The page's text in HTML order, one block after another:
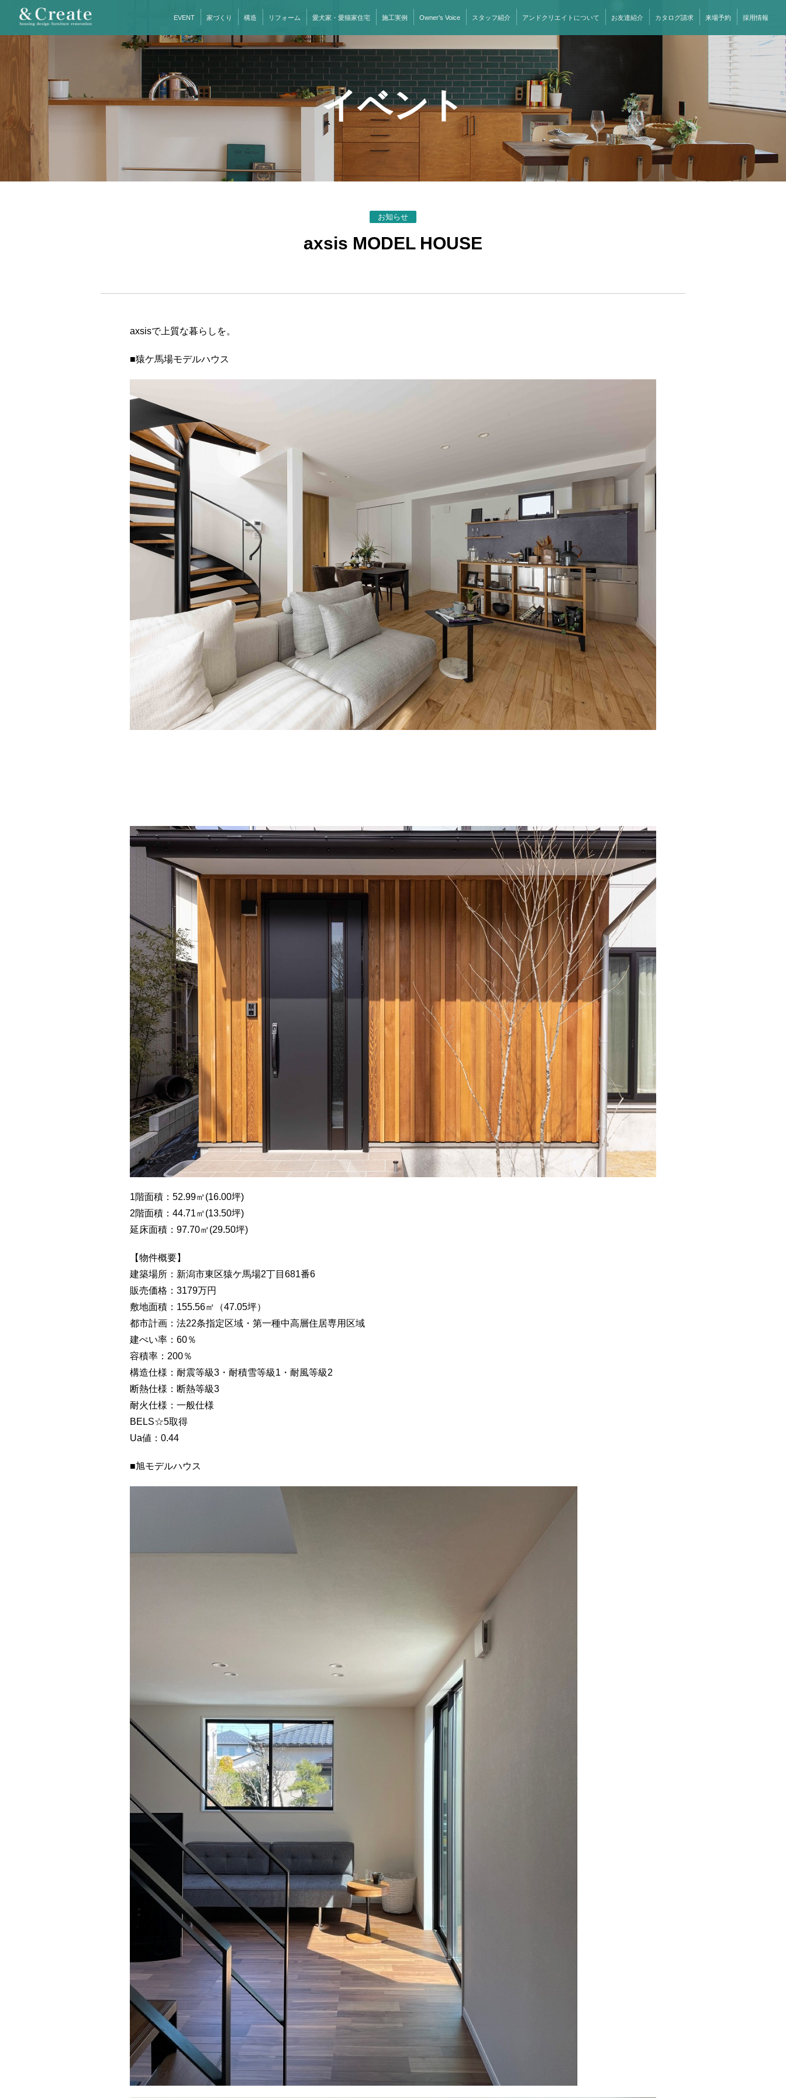
EVENT 家づくり 構造 リフォーム 愛犬家・愛猫家住宅 施工実例 Owner’s Voice スタッフ紹介 アンドクリエイトについて お友達紹介 カタログ請求 来場予約 採用情報
イベント
お知らせ
axsis MODEL HOUSE
axsisで上質な暮らしを。
■猿ケ馬場モデルハウス
1階面積：52.99㎡(16.00坪)
2階面積：44.71㎡(13.50坪)
延床面積：97.70㎡(29.50坪)
【物件概要】
建築場所：新潟市東区猿ケ馬場2丁目681番6
販売価格：3179万円
敷地面積：155.56㎡（47.05坪）
都市計画：法22条指定区域・第一種中高層住居専用区域
建ぺい率：60％
容積率：200％
構造仕様：耐震等級3・耐積雪等級1・耐風等級2
断熱仕様：断熱等級3
耐火仕様：一般仕様
BELS☆5取得
Ua値：0.44
■旭モデルハウス